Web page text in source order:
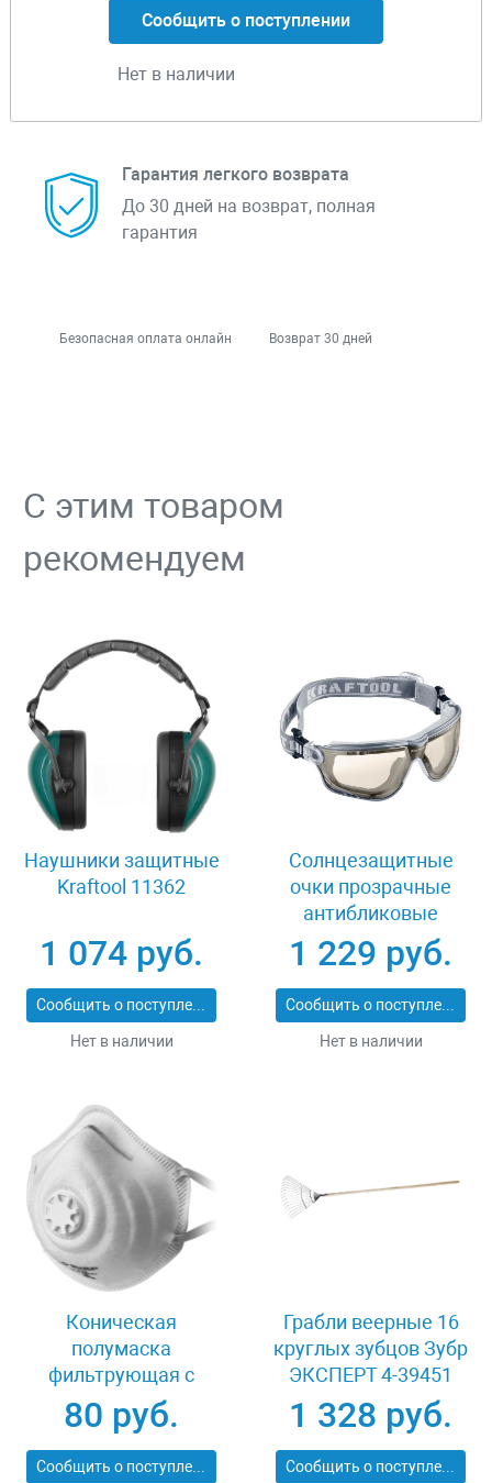
Сообщить о поступлении
Нет в наличии
Гарантия легкого возврата
До 30 дней на возврат, полная
гарантия
Безопасная оплата онлайн Возврат 30 дней
С этим товаром
рекомендуем
Наушники защитные
Kraftool 11362
1 074 руб.
Сообщить о поступлении
Нет в наличии
Солнцезащитные
очки прозрачные
антибликовые
Kraftool 11009_z01
1 229 руб.
Сообщить о поступлении
Нет в наличии
Коническая
полумаска
фильтрующая с
клапаном Зубр
11163-2_z01
80 руб.
Сообщить о поступлении
Грабли веерные 16
круглых зубцов Зубр
ЭКСПЕРТ 4-39451
1 328 руб.
Сообщить о поступлении